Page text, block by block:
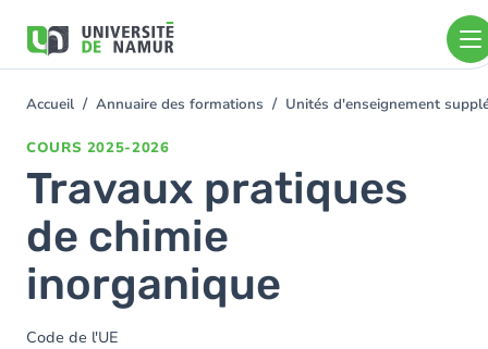
contenu
You
Accueil Annuaire des formations Unités d'enseignement
COURS 2025-2026
Travaux pratiques
de chimie
inorganique
Code de l'UE